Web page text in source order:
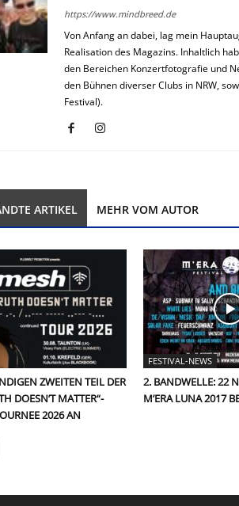
https://www.mindbreed.de
Von Anfang an dabei, lag mein
Realisation des Magazins. Inhaltlich
den Bereichen Konzertfotografie und
den Bühnen diverser Clubs in NRW,
Festival).
ARTIKEL MEHR VOM AUTOR
ZWEITEN TEIL DER
DOESN’T MATTER“-
2026 AN
FESTIVAL-NEWS
2. BANDWELLE: 22
M’ERA LUNA 2017